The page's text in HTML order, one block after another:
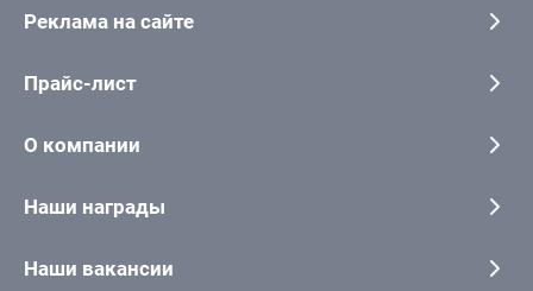
Реклама на сайте
Прайс-лист
О компании
Наши награды
Наши вакансии